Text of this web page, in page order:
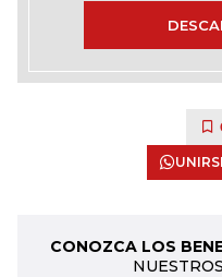
CONOZCA LOS